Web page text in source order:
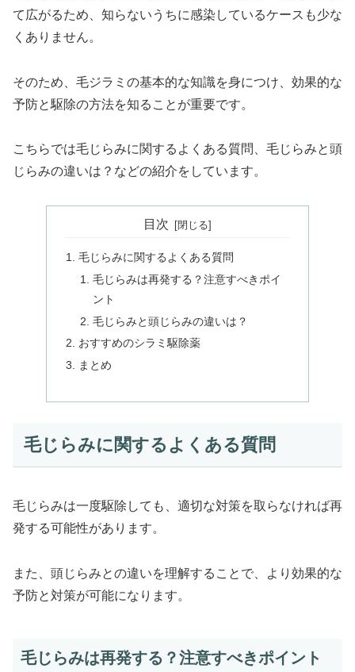
て広がるため、知らないうちに感染しているケースも少な
くありません。
そのため、毛ジラミの基本的な知識を身につけ、効果的な
予防と駆除の方法を知ることが重要です。
こちらでは毛じらみに関するよくある質問、毛じらみと頭
じらみの違いは？などの紹介をしています。
目次
毛じらみに関するよくある質問
毛じらみは再発する？注意すべきポイ
ント
毛じらみと頭じらみの違いは？
おすすめのシラミ駆除薬
まとめ
毛じらみに関するよくある質問
毛じらみは一度駆除しても、適切な対策を取らなければ再
発する可能性があります。
また、頭じらみとの違いを理解することで、より効果的な
予防と対策が可能になります。
毛じらみは再発する？注意すべきポイント